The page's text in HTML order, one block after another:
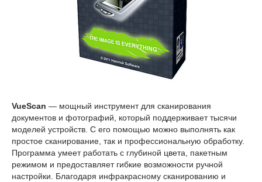
VueScan — мощный инструмент для сканирования
документов и фотографий, который поддерживает тысячи
моделей устройств. С его помощью можно выполнять как
простое сканирование, так и профессиональную обработку.
Программа умеет работать с глубиной цвета, пакетным
режимом и предоставляет гибкие возможности ручной
настройки. Благодаря инфракрасному сканированию и